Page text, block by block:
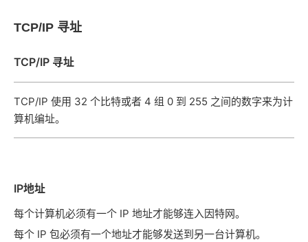
TCP/IP 寻址
TCP/IP 寻址
TCP/IP 使用 32 个比特或者 4 组 0 到 255 之间的数字来为计
算机编址。
IP地址
每个计算机必须有一个 IP 地址才能够连入因特网。
每个 IP 包必须有一个地址才能够发送到另一台计算机。